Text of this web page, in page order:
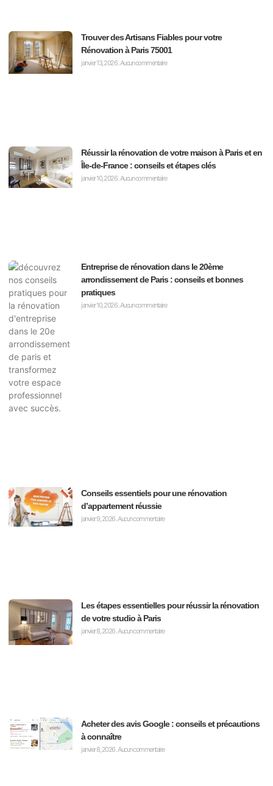
Trouver des Artisans Fiables pour votre
Rénovation à Paris 75001
janvier 13, 2026Aucun commentaire
Réussir la rénovation de votre maison à Paris et en
Île-de-France : conseils et étapes clés
janvier 10, 2026Aucun commentaire
Entreprise de rénovation dans le 20ème
arrondissement de Paris : conseils et bonnes
pratiques
janvier 10, 2026 Aucun commentaire
Conseils essentiels pour une rénovation
d’appartement réussie
janvier 9, 2026 Aucun commentaire
Les étapes essentielles pour réussir la rénovation
de votre studio à Paris
janvier 8, 2026Aucun commentaire
Acheter des avis Google : conseils et précautions
à connaître
janvier 8, 2026Aucun commentaire